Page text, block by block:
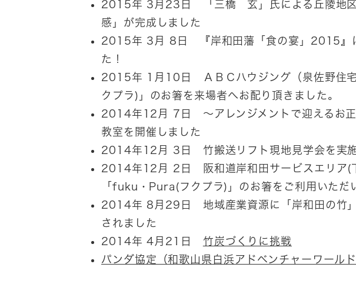
2015年 3月23日 「三橋 玄」氏による丘陵地区
感」が完成しました
2015年 3月 8日 『岸和田藩「食の宴」2015』
た！
2015年 1月10日 ＡＢＣハウジング（泉佐野住
クプラ)」のお箸を来場者へお配り頂きました。
2014年12月 7日 ～アレンジメントで迎えるお
教室を開催しました
2014年12月 3日 竹搬送リフト現地見学会を実
2014年12月 2日 阪和道岸和田サービスエリア(
「fuku・Pura(フクプラ)」のお箸をご利用いただ
2014年 8月29日 地域産業資源に「岸和田の竹
されました
2014年 4月21日 竹炭づくりに挑戦
パンダ協定（和歌山県白浜アドベンチャーワールド